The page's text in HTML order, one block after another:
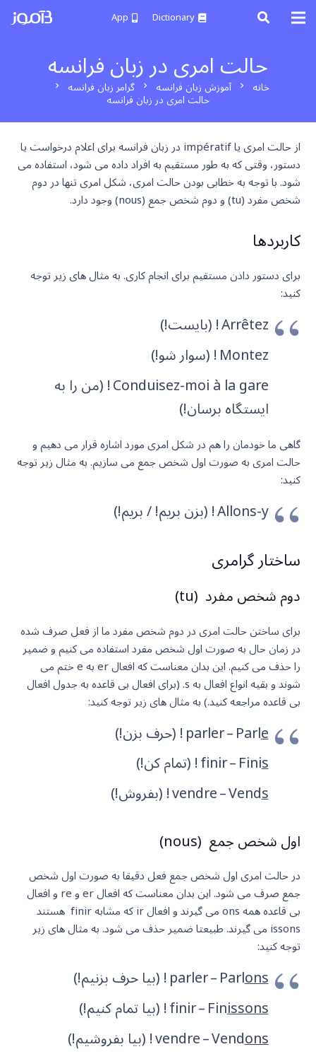
Dictionary
App
حالت امری در زبان فرانسه
خانه chevron_right آموزش زبان فرانسه chevron_right گرامر زبان فرانسه chevron_right
حالت امری در زبان فرانسه
از حالت امری یا impératif در زبان فرانسه برای اعلام درخواست یا
دستور، وقتی که به طور مستقیم به افراد داده می شود، استفاده می
شود. با توجه به خطابی بودن حالت امری، شکل امری تنها در دوم
شخص مفرد (tu) و دوم شخص جمع (nous) وجود دارد.
کاربردها
برای دستور دادن مستقیم برای انجام کاری. به مثال های زیر توجه
کنید:
Arrêtez ! (بایست!)
Montez ! (سوار شو!)
Conduisez-moi à la gare ! (من را به
ایستگاه برسان!)
گاهی ما خودمان را هم در شکل امری مورد اشاره قرار می دهیم و
حالت امری به صورت اول شخص جمع می سازیم. به مثال زیر توجه
کنید:
Allons-y ! (بزن بریم! / بریم!)
ساختار گرامری
دوم شخص مفرد (tu)
برای ساختن حالت امری در دوم شخص مفرد ما از فعل صرف شده
در زمان حال به صورت اول شخص مفرد استفاده می کنیم و ضمیر
را حذف می کنیم. این بدان معناست که افعال er به e ختم می
شوند و بقیه انواع افعال به s. (برای افعال بی قاعده به جدول افعال
بی قاعده مراجعه کنید.) به مثال های زیر توجه کنید:
parler – Parle
! (حرف بزن!)
finir – Finis
! (تمام کن!)
vendre – Vends ! (بفروش!)
اول شخص جمع (nous)
در حالت امری اول شخص جمع فعل دقیقا به صورت اول شخص
جمع صرف می شود. این بدان معناست که افعال er و re و افعال
بی قاعده همه ons می گیرند و افعال ir که مشابه finir هستند
issons می گیرند. طبیعتا ضمیر حذف می شود. به مثال های زیر
توجه کنید:
parler – Parlons
! (بیا حرف بزنیم!)
finir – Finissons
! (بیا تمام کنیم!)
vendre – Vendons ! (بیا بفروشیم!)